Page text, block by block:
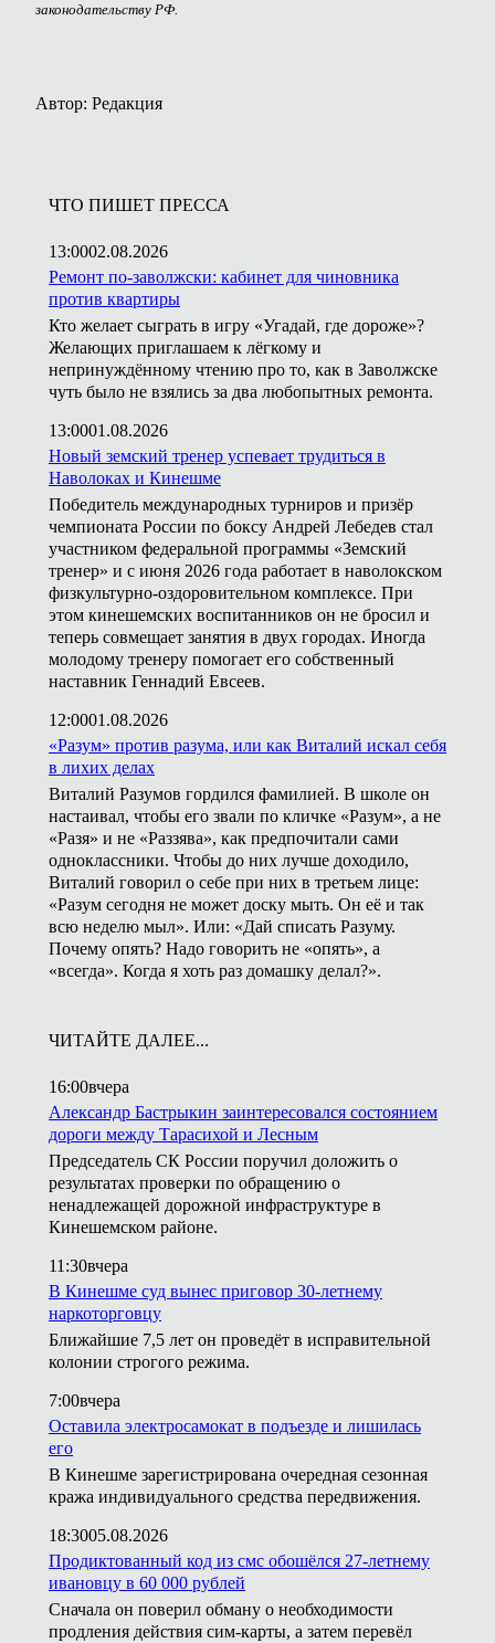
законодательству РФ.
Автор: Редакция
ЧТО ПИШЕТ ПРЕССА
13:0002.08.2026
Ремонт по-заволжски: кабинет для чиновника
против квартиры
Кто желает сыграть в игру «Угадай, где дороже»?
Желающих приглашаем к лёгкому и
непринуждённому чтению про то, как в Заволжске
чуть было не взялись за два любопытных ремонта.
13:0001.08.2026
Новый земский тренер успевает трудиться в
Наволоках и Кинешме
Победитель международных турниров и призёр
чемпионата России по боксу Андрей Лебедев стал
участником федеральной программы «Земский
тренер» и с июня 2026 года работает в наволокском
физкультурно-оздоровительном комплексе. При
этом кинешемских воспитанников он не бросил и
теперь совмещает занятия в двух городах. Иногда
молодому тренеру помогает его собственный
наставник Геннадий Евсеев.
12:0001.08.2026
«Разум» против разума, или как Виталий искал себя
в лихих делах
Виталий Разумов гордился фамилией. В школе он
настаивал, чтобы его звали по кличке «Разум», а не
«Разя» и не «Раззява», как предпочитали сами
одноклассники. Чтобы до них лучше доходило,
Виталий говорил о себе при них в третьем лице:
«Разум сегодня не может доску мыть. Он её и так
всю неделю мыл». Или: «Дай списать Разуму.
Почему опять? Надо говорить не «опять», а
«всегда». Когда я хоть раз домашку делал?».
ЧИТАЙТЕ ДАЛЕЕ...
16:00вчера
Александр Бастрыкин заинтересовался состоянием
дороги между Тарасихой и Лесным
Председатель СК России поручил доложить о
результатах проверки по обращению о
ненадлежащей дорожной инфраструктуре в
Кинешемском районе.
11:30вчера
В Кинешме суд вынес приговор 30-летнему
наркоторговцу
Ближайшие 7,5 лет он проведёт в исправительной
колонии строгого режима.
7:00вчера
Оставила электросамокат в подъезде и лишилась
его
В Кинешме зарегистрирована очередная сезонная
кража индивидуального средства передвижения.
18:3005.08.2026
Продиктованный код из смс обошёлся 27-летнему
ивановцу в 60 000 рублей
Сначала он поверил обману о необходимости
продления действия сим-карты, а затем перевёл